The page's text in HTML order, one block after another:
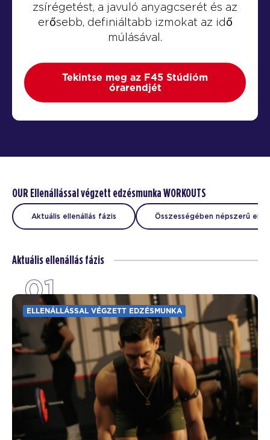
zsírégetést, a javuló anyagcserét és az
erősebb, definiáltabb izmokat az idő
múlásával.
Tekintse meg az F45 Stúdióm
órarendjét
OUR Ellenállással végzett edzésmunka WORKOUTS
Aktuális ellenállás fázis Összességében népszerű
Aktuális ellenállás fázis
01
ELLENÁLLÁSSAL VÉGZETT EDZÉSMUNKA